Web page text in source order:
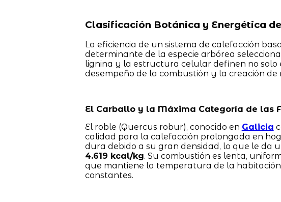
Clasificación Botánica y Energética
La eficiencia de un sistema de calefacción
determinante de la especie arbórea
lignina y la estructura celular definen no solo
desempeño de la combustión y la creación de
El Carballo y la Máxima Categoría de las
El roble (Quercus robur), conocido en Galicia
calidad para la calefacción prolongada en
dura debido a su gran densidad, lo que le da
4.619 kcal/kg. Su combustión es lenta,
que mantiene la temperatura de la
constantes.